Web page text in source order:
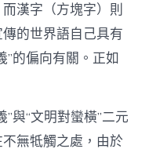
漢字（方塊字）則
的世界語自己具有
”的偏向有關。正如
”與“文明對蠻橫”二元
無牴觸之處，由於